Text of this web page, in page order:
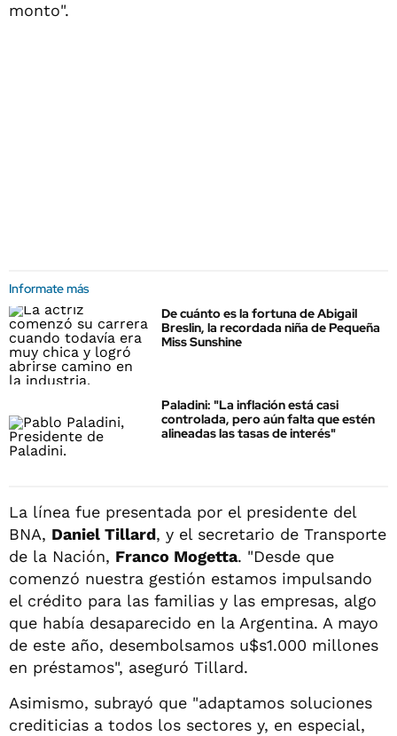
monto".
Informate más
De cuánto es la fortuna de Abigail
Breslin, la recordada niña de Pequeña
Miss Sunshine
Paladini: "La inflación está casi
controlada, pero aún falta que estén
alineadas las tasas de interés"
La línea fue presentada por el presidente del
BNA, Daniel Tillard, y el secretario de Transporte
de la Nación, Franco Mogetta. "Desde que
comenzó nuestra gestión estamos impulsando
el crédito para las familias y las empresas, algo
que había desaparecido en la Argentina. A mayo
de este año, desembolsamos u$s1.000 millones
en préstamos", aseguró Tillard.
Asimismo, subrayó que "adaptamos soluciones
crediticias a todos los sectores y, en especial,